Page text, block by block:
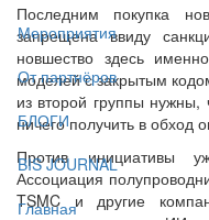
Мероприятия
От партнёров
БЛОГИ
BIS JOURNAL
Главная
Последним покупка
запрещена ввиду
новшество здесь
моделей с закрытым
из второй группы нужны,
ничего получить в обход
Против инициативы
Ассоциация
TSMC и другие